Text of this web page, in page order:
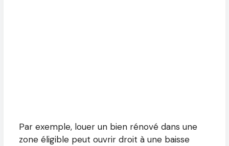
Par exemple, louer un bien rénové dans une
zone éligible peut ouvrir droit à une baisse